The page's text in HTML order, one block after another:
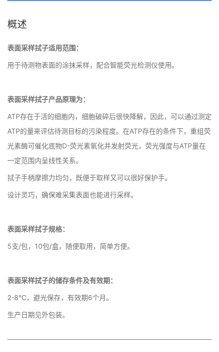
概述
表面采样拭子适用范围：
用于待测物表面的涂抹采样，配合智能荧光检测仪使用。
表面采样拭子产品原理为：
ATP存在于活的细胞内，细胞破碎后很快降解，因此，可以通过测定
ATP的量来评估待测目标的污染程度。在ATP存在的条件下，重组荧
光素酶可催化底物D-荧光素氧化并发射荧光，荧光强度与ATP量在
一定范围内呈线性关系。
拭子手柄摩擦力均匀，既便于取样又可以很好保护手。
设计灵巧，确保难采集表面也能进行采样。
表面采样拭子规格：
5支/包，10包/盒，随便取用，简单方便。
表面采样拭子的储存条件及有效期：
2-8°C，避光保存，有效期6个月。
生产日期见外包装。